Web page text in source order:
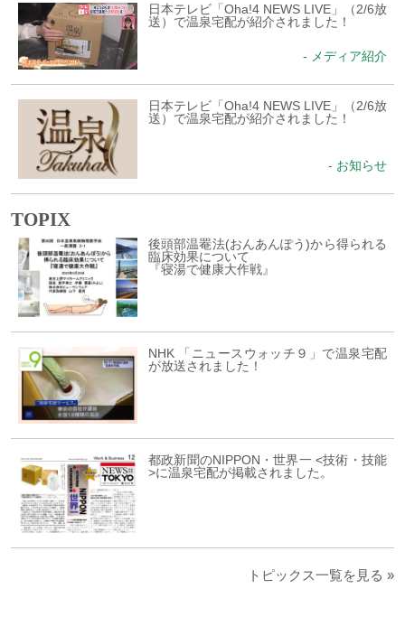
日本テレビ「Oha!4 NEWS LIVE」（2/6放
送）で温泉宅配が紹介されました！
- メディア紹介
日本テレビ「Oha!4 NEWS LIVE」（2/6放
送）で温泉宅配が紹介されました！
- お知らせ
TOPIX
後頭部温罨法(おんあんぽう)から得られる
臨床効果について
『寝湯で健康大作戦』
NHK 「ニュースウォッチ９」で温泉宅配
が放送されました！
都政新聞のNIPPON・世界一 <技術・技能
>に温泉宅配が掲載されました。
トピックス一覧を見る »